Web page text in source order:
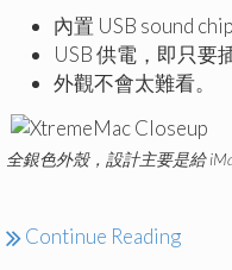
內置 USB sound chip
USB 供電，即只要
外觀不會太難看。
全銀色外殼，設計主要是給
Continue Reading